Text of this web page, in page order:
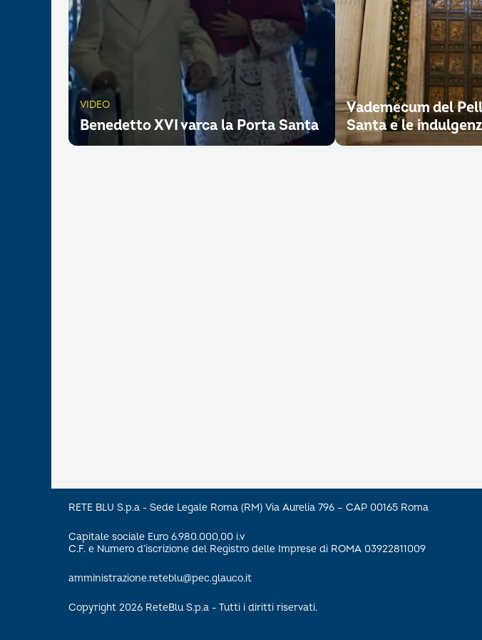
VIDEO
Benedetto XVI varca la Porta Santa
Vademecum del
Santa e le
RETE BLU S.p.a - Sede Legale Roma (RM) Via Aurelia 796 – CAP 00165 Roma
Capitale sociale Euro 6.980.000,00 i.v
C.F. e Numero d’iscrizione del Registro delle Imprese di ROMA 03922811009
amministrazione.reteblu@pec.glauco.it
Copyright 2026 ReteBlu S.p.a - Tutti i diritti riservati.